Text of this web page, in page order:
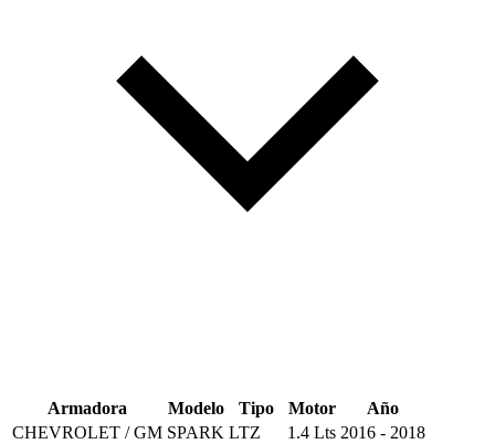
Armadora Modelo Tipo Motor
Año
CHEVROLET / GM SPARK LTZ 1.4 Lts 2016 - 2018